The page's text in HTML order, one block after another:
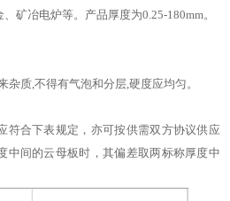
矿冶电炉等。产品厚度为0.25-180mm。
质,不得有气泡和分层,硬度应均匀。
合下表规定，亦可按供需双方协议供应
中间的云母板时，其偏差取两标称厚度中